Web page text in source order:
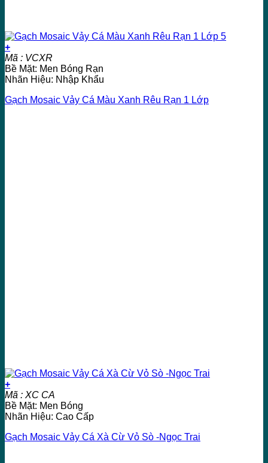
+
Mã : VCXR
Bề Mặt: Men Bóng Rạn
Nhãn Hiệu: Nhập Khẩu
Gạch Mosaic Vảy Cá Màu Xanh Rêu Rạn 1 Lớp
+
Mã : XC CA
Bề Mặt: Men Bóng
Nhãn Hiệu: Cao Cấp
Gạch Mosaic Vảy Cá Xà Cừ Vỏ Sò -Ngọc Trai